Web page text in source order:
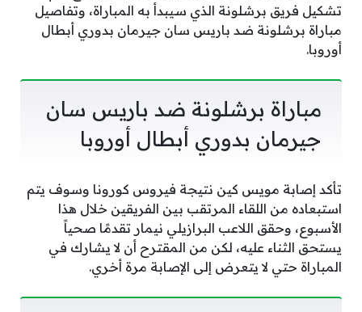
تشكيل فريق برشلونة الذي سيبدأ به المباراة، وتفاصيل
مباراة برشلونة ضد باريس سان جيرمان بدوري أبطال
أوروبا.
مباراة برشلونة ضد باريس سان
جيرمان بدوري أبطال أوروبا
تأكد إصابة مويس كين نتيجة فيروس كورونا وسوف يتم
استبعاده من اللقاء المرتقب بين الفريقين خلال هذا
الأسبوع، وحقق اللاعب البرازيلي نيمار تقدمًا صحياً
يستحق الثناء عليه، لكن من المقترح أن لا يشارك في
المباراة حتي لا يتعرض إلى الإصابة مرة أخري.